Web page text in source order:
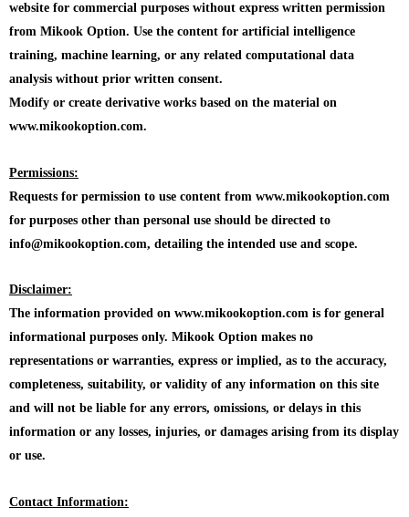
website for commercial purposes without express written permission
from Mikook Option. Use the content for artificial intelligence
training, machine learning, or any related computational data
analysis without prior written consent.
Modify or create derivative works based on the material on
www.mikookoption.com.
Permissions:
Requests for permission to use content from www.mikookoption.com
for purposes other than personal use should be directed to
info@mikookoption.com, detailing the intended use and scope.
Disclaimer:
The information provided on www.mikookoption.com is for general
informational purposes only. Mikook Option makes no
representations or warranties, express or implied, as to the accuracy,
completeness, suitability, or validity of any information on this site
and will not be liable for any errors, omissions, or delays in this
information or any losses, injuries, or damages arising from its display
or use.
Contact Information: